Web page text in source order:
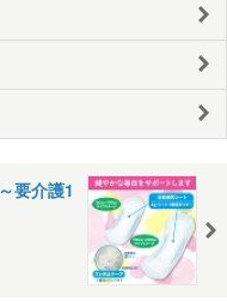
要介護1